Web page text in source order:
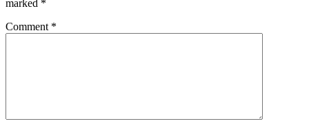
marked *
Comment *